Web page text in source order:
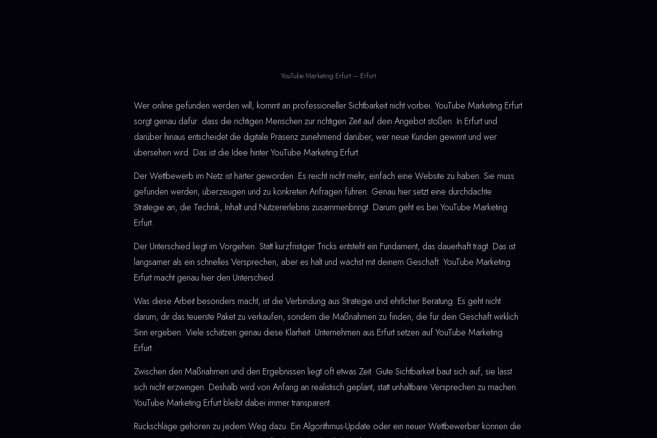
YouTube Marketing Erfurt – Erfurt
Wer online gefunden werden will, kommt an professioneller Sichtbarkeit nicht vorbei. YouTube Marketing Erfurt
sorgt genau dafür: dass die richtigen Menschen zur richtigen Zeit auf dein Angebot stoßen. In Erfurt und
darüber hinaus entscheidet die digitale Präsenz zunehmend darüber, wer neue Kunden gewinnt und wer
übersehen wird. Das ist die Idee hinter YouTube Marketing Erfurt.
Der Wettbewerb im Netz ist härter geworden. Es reicht nicht mehr, einfach eine Website zu haben. Sie muss
gefunden werden, überzeugen und zu konkreten Anfragen führen. Genau hier setzt eine durchdachte
Strategie an, die Technik, Inhalt und Nutzererlebnis zusammenbringt. Darum geht es bei YouTube Marketing
Erfurt.
Der Unterschied liegt im Vorgehen. Statt kurzfristiger Tricks entsteht ein Fundament, das dauerhaft trägt. Das ist
langsamer als ein schnelles Versprechen, aber es hält und wächst mit deinem Geschäft. YouTube Marketing
Erfurt macht genau hier den Unterschied.
Was diese Arbeit besonders macht, ist die Verbindung aus Strategie und ehrlicher Beratung. Es geht nicht
darum, dir das teuerste Paket zu verkaufen, sondern die Maßnahmen zu finden, die für dein Geschäft wirklich
Sinn ergeben. Viele schätzen genau diese Klarheit. Unternehmen aus Erfurt setzen auf YouTube Marketing
Erfurt.
Zwischen den Maßnahmen und den Ergebnissen liegt oft etwas Zeit. Gute Sichtbarkeit baut sich auf, sie lässt
sich nicht erzwingen. Deshalb wird von Anfang an realistisch geplant, statt unhaltbare Versprechen zu machen.
YouTube Marketing Erfurt bleibt dabei immer transparent.
Rückschläge gehören zu jedem Weg dazu. Ein Algorithmus-Update oder ein neuer Wettbewerber können die